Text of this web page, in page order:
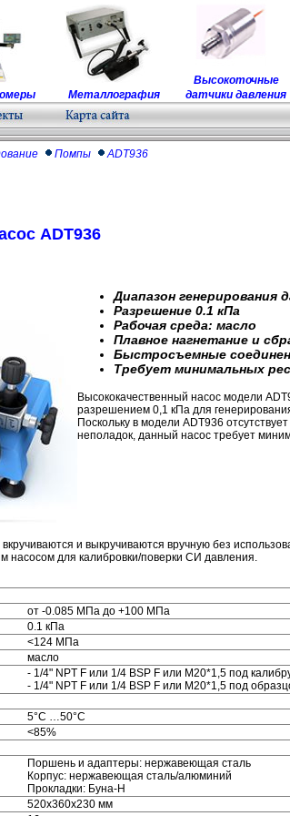
Высокоточные
Металлография датчики давления
Помпы ADT936
ADT936
Диапазон генерирования
Разрешение 0.1 кПа
Рабочая среда: масло
Плавное нагнетание и
Быстросъемные
Требует минимальных
Высококачественный насос модели
разрешением 0,1 кПа для
Поскольку в модели ADT936
неполадок, данный насос требует
и выкручиваются вручную без
насосом для калибровки/поверки СИ давления.
от -0.085 МПа до +100 МПа
0.1 кПа
<124 МПа
масло
- 1/4" NPT F или 1/4 BSP F или М20*1,5 под
- 1/4" NPT F или 1/4 BSP F или М20*1,5 под
5°C …50°C
<85%
Поршень и адаптеры: нержавеющая сталь
Корпус: нержавеющая сталь/алюминий
Прокладки: Буна-Н
520х360х230 мм